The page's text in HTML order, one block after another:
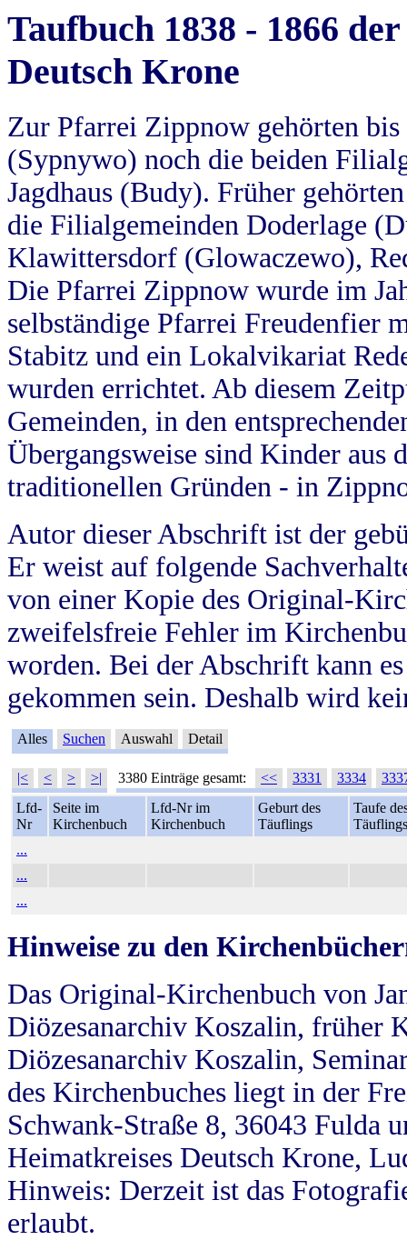
Taufbuch 1838 - 1866
Deutsch Krone
Zur Pfarrei Zippnow gehörten
(Sypnywo) noch die beiden
Jagdhaus (Budy). Früher
die Filialgemeinden Doderlage
Klawittersdorf (Glowaczewo),
Die Pfarrei Zippnow wurde im
selbständige Pfarrei Freudenfier
Stabitz und ein Lokalvikariat
wurden errichtet. Ab diesem
Gemeinden, in den
Übergangsweise sind Kinder aus
traditionellen Gründen - in
Autor dieser Abschrift ist der
Er weist auf folgende
von einer Kopie des Original-
zweifelsfreie Fehler im
worden. Bei der Abschrift kann
gekommen sein. Deshalb wird
Alles Suchen Auswahl Detail
|< < > >| 3380 Einträge gesamt: << 3331 3334
Lfd-
Nr
Seite im
Kirchenbuch
Lfd-Nr im
Kirchenbuch
Geburt des
Täuflings
Taufe
Täuflings
...
...
...
Hinweise zu den
Das Original-Kirchenbuch von
Diözesanarchiv Koszalin, früher
Diözesanarchiv Koszalin,
des Kirchenbuches liegt in der
Schwank-Straße 8, 36043 Fulda
Heimatkreises Deutsch Krone,
Hinweis: Derzeit ist das
erlaubt.